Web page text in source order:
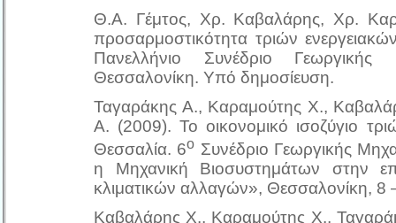
Θ.Α. Γέμτος, Χρ. Καβαλάρης, Χρ.
προσαρμοστικότητα τριών
Πανελλήνιο Συνέδριο
Θεσσαλονίκη. Υπό δημοσίευση.
Ταγαράκης A., Καραμούτης Χ.,
Α. (2009). Το οικονομικό ισοζύγιο
Θεσσαλία. 6ο Συνέδριο Γεωργικής
η Μηχανική Βιοσυστημάτων στην
κλιματικών αλλαγών», Θεσσαλονίκη,
Καβαλάρης Χ., Καραμούτης Χ.,